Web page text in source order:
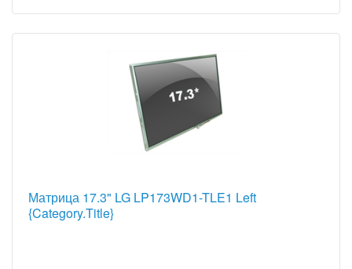
Матрица 17.3" LG LP173WD1-TLE1 Left
{Category.Title}